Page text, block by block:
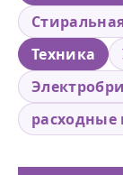
Техника